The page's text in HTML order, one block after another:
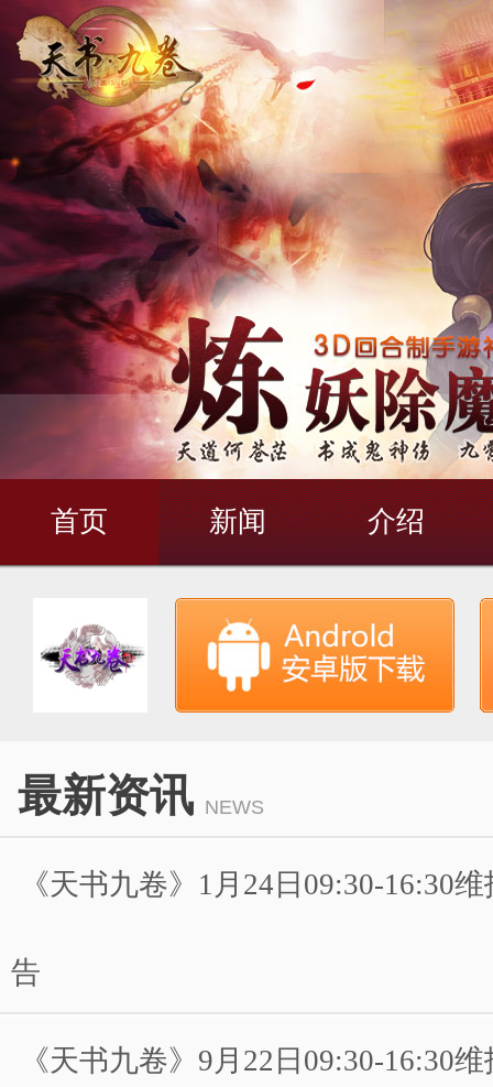
首页 新闻 介绍
最新资讯 NEWS
《天书九卷》1月24日09:30-16:30
告
《天书九卷》9月22日09:30-16:30